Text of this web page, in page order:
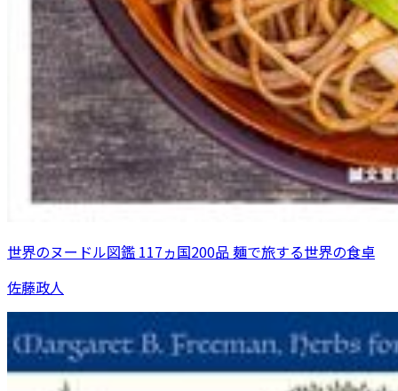
世界のヌードル図鑑 117ヵ国200品 麺で旅する世界の食卓
佐藤政人